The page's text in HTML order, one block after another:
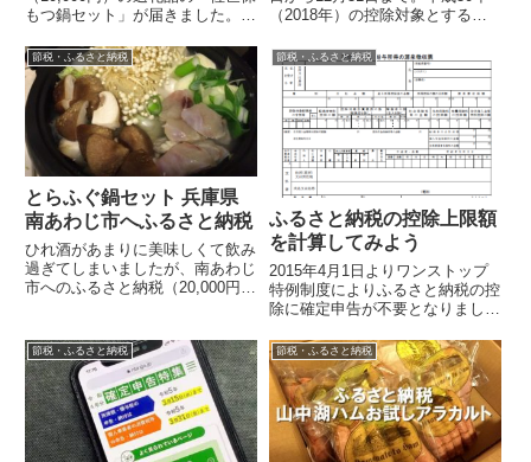
もつ鍋セット」が届きました。牛
ちょう、大ちょう、ハツが
400g×...
（2018年）の控除対象とするた
終わっている必要があります。そ
ろそ...
節税・ふるさと納税
とらふぐ鍋セット 兵庫県
南あわじ市へふるさと納税
ひれ酒があまりに美味しくて飲み
過ぎてしまいましたが、南あわじ
市へのふるさと納税（20,000円）
前）」...
節税・ふるさと納税
ふるさと納税の控除上限額
を計算してみよう
2015年4月1日よりワンストップ
特例制度によりふるさと納税の控
除に確定申告が不要となりました
1月からは控除額の上限が従来の
2...
節税・ふるさと納税 節税・ふるさと納税